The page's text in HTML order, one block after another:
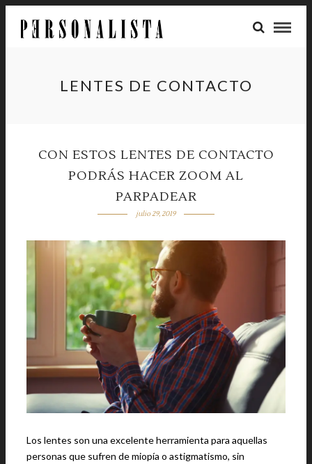
LENTES DE CONTACTO
CON ESTOS LENTES DE CONTACTO
PODRÁS HACER ZOOM AL
PARPADEAR
julio 29, 2019
Los lentes son una excelente herramienta para aquellas
personas que sufren de miopía o astigmatismo, sin